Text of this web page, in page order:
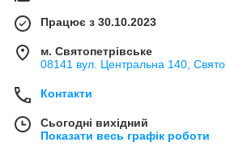
Працює з 30.10.2023
м. Святопетрівське
08141 вул. Центральна 140,
Контакти
Сьогодні вихідний
Показати весь графік роботи